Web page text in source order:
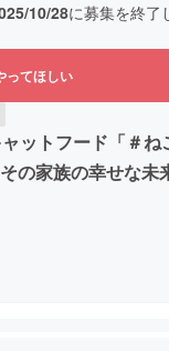
10/28に募集を終了
ってほしい
ットフード「＃
家族の幸せな未